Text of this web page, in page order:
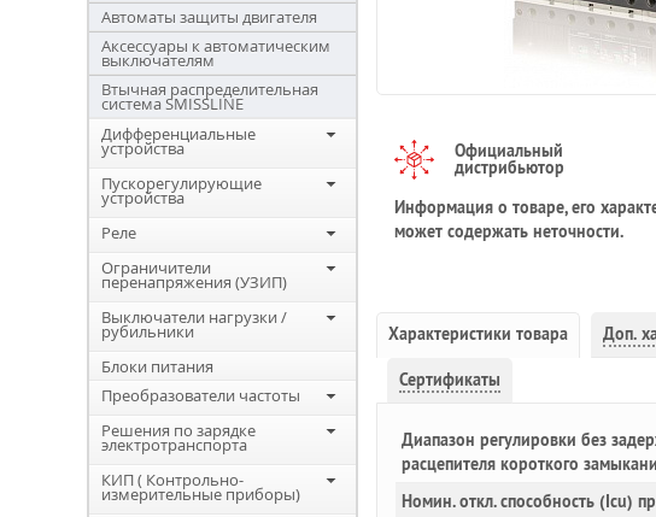
Автоматы защиты двигателя
Аксессуары к автоматическим
выключателям
Втычная распределительная
система SMISSLINE
Дифференциальные
устройства
Пускорегулирующие
устройства
Реле
Ограничители
перенапряжения (УЗИП)
Выключатели нагрузки /
рубильники
Блоки питания
Преобразователи частоты
Решения по зарядке
электротранспорта
КИП ( Контрольно-
измерительные приборы)
Официальный
дистрибьютор
Информация о товаре, его
может содержать неточности.
Характеристики товара Доп.
Сертификаты
Диапазон регулировки без
расцепителя короткого
Номин. откл. способность (Icu)